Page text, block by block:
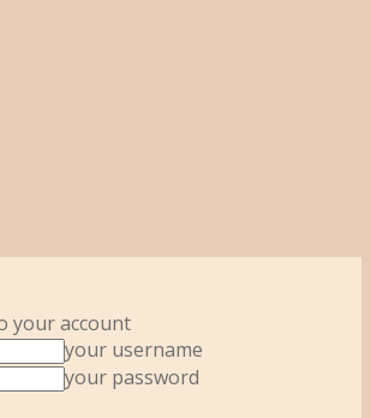
your account
your username
your password